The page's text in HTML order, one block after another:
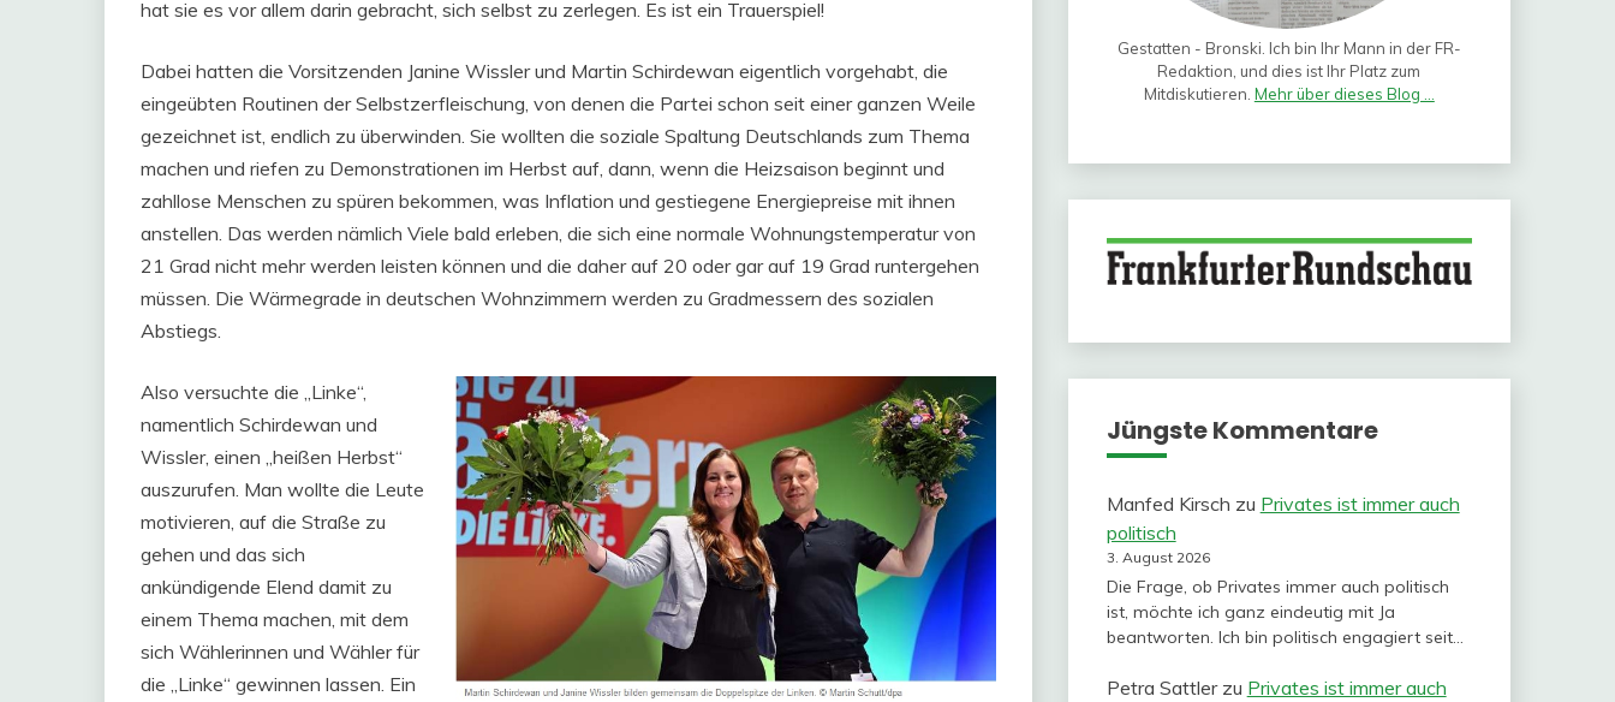
hat sie es vor allem darin gebracht, sich selbst zu zerlegen. Es ist ein Trauerspiel!
Dabei hatten die Vorsitzenden Janine Wissler und Martin Schirdewan eigentlich vorgehabt, die
eingeübten Routinen der Selbstzerfleischung, von denen die Partei schon seit einer ganzen Weile
gezeichnet ist, endlich zu überwinden. Sie wollten die soziale Spaltung Deutschlands zum Thema
machen und riefen zu Demonstrationen im Herbst auf, dann, wenn die Heizsaison beginnt und
zahllose Menschen zu spüren bekommen, was Inflation und gestiegene Energiepreise mit ihnen
anstellen. Das werden nämlich Viele bald erleben, die sich eine normale Wohnungstemperatur von
21 Grad nicht mehr werden leisten können und die daher auf 20 oder gar auf 19 Grad runtergehen
müssen. Die Wärmegrade in deutschen Wohnzimmern werden zu Gradmessern des sozialen
Abstiegs.
Also versuchte die „Linke“,
namentlich Schirdewan und
Wissler, einen „heißen Herbst“
auszurufen. Man wollte die Leute
motivieren, auf die Straße zu
gehen und das sich
ankündigende Elend damit zu
einem Thema machen, mit dem
sich Wählerinnen und Wähler für
die „Linke“ gewinnen lassen. Ein
Gestatten - Bronski. Ich bin Ihr Mann in der FR-
Redaktion, und dies ist Ihr Platz zum
Mitdiskutieren. Mehr über dieses Blog ...
Jüngste Kommentare
Manfed Kirsch zu Privates ist immer auch
politisch
3. August 2026
Die Frage, ob Privates immer auch politisch
ist, möchte ich ganz eindeutig mit Ja
beantworten. Ich bin politisch engagiert seit…
Petra Sattlerzu Privates ist immer auch